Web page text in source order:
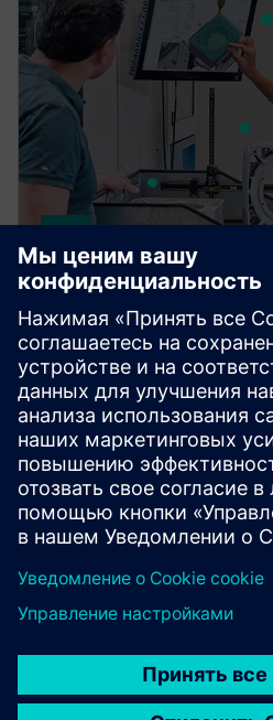
NX X
Based Licensing
Надстройки NX
рамках нашей модели Value
предлагают
способ расширения
возможностей.